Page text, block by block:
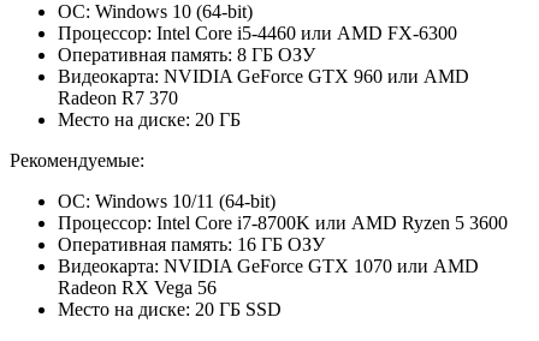
ОС: Windows 10 (64-bit)
Процессор: Intel Core i5-4460 или AMD FX-6300
Оперативная память: 8 ГБ ОЗУ
Видеокарта: NVIDIA GeForce GTX 960 или AMD
Radeon R7 370
Место на диске: 20 ГБ
Рекомендуемые:
ОС: Windows 10/11 (64-bit)
Процессор: Intel Core i7-8700K или AMD Ryzen 5 3600
Оперативная память: 16 ГБ ОЗУ
Видеокарта: NVIDIA GeForce GTX 1070 или AMD
Radeon RX Vega 56
Место на диске: 20 ГБ SSD